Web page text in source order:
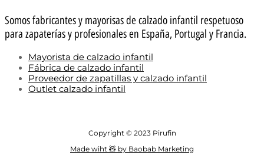
Somos fabricantes y mayorisas de calzado infantil respetuoso
para zapaterías y profesionales en España, Portugal y Francia.
Mayorista de calzado infantil
Fábrica de calzado infantil
Proveedor de zapatillas y calzado infantil
Outlet calzado infantil
Copyright © 2023 Pirufin
Made wiht 🧸 by Baobab Marketing